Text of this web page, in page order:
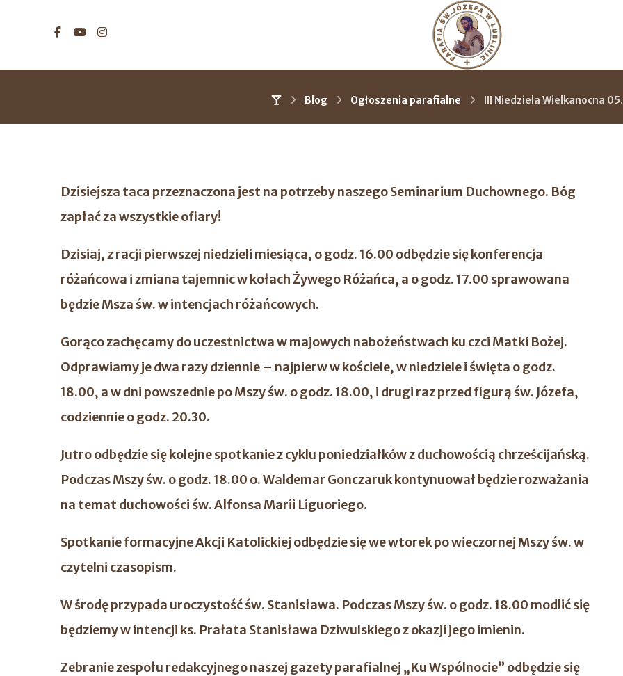
Blog Ogłoszenia parafialne III Niedziela Wielkanocna
Dzisiejsza taca przeznaczona jest na potrzeby naszego Seminarium Duchownego. Bóg
zapłać za wszystkie ofiary!
Dzisiaj, z racji pierwszej niedzieli miesiąca, o godz. 16.00 odbędzie się konferencja
różańcowa i zmiana tajemnic w kołach Żywego Różańca, a o godz. 17.00 sprawowana
będzie Msza św. w intencjach różańcowych.
Gorąco zachęcamy do uczestnictwa w majowych nabożeństwach ku czci Matki Bożej.
Odprawiamy je dwa razy dziennie – najpierw w kościele, w niedziele i święta o godz.
18.00, a w dni powszednie po Mszy św. o godz. 18.00, i drugi raz przed figurą św. Józefa,
codziennie o godz. 20.30.
Jutro odbędzie się kolejne spotkanie z cyklu poniedziałków z duchowością chrześcijańską.
Podczas Mszy św. o godz. 18.00 o. Waldemar Gonczaruk kontynuował będzie rozważania
na temat duchowości św. Alfonsa Marii Liguoriego.
Spotkanie formacyjne Akcji Katolickiej odbędzie się we wtorek po wieczornej Mszy św. w
czytelni czasopism.
W środę przypada uroczystość św. Stanisława. Podczas Mszy św. o godz. 18.00 modlić się
będziemy w intencji ks. Prałata Stanisława Dziwulskiego z okazji jego imienin.
Zebranie zespołu redakcyjnego naszej gazety parafialnej „Ku Wspólnocie” odbędzie się